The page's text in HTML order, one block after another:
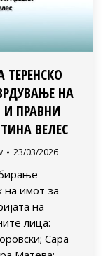
НА
ПРАВНИ
ВЕЛЕС
23/03/2026
на имот за
на
лица:
Сара